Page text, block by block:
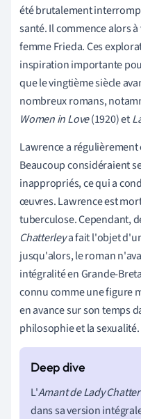
été brutalement
santé. Il commence alors
femme Frieda. Ces
inspiration importante
que le vingtième siècle
nombreux romans,
Women in Love(1920) et
Lawrence a
Beaucoup considéraient
inappropriés, ce qui a
œuvres. Lawrence est
tuberculose. Cependant,
Chatterleya fait l'objet
jusqu'alors, le roman
intégralité en Grande-
connu comme une figure
en avance sur son temps
philosophie et la sexualité.
L'Amant de Lady
dans sa version